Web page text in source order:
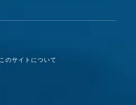
このサイトについて